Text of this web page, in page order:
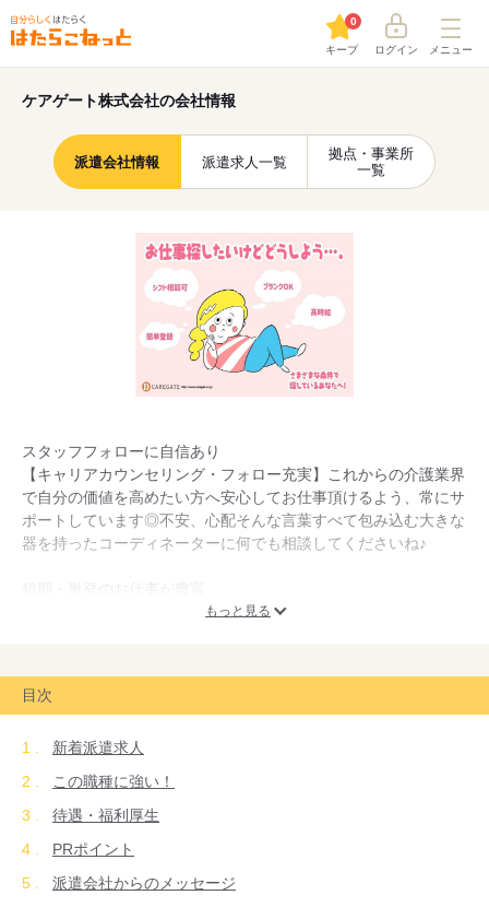
キープ
0
ログイン メニュー
ケアゲート株式会社の会社情報
派遣会社情報 派遣求人一覧
拠点・事業所
一覧
スタッフフォローに自信あり
【キャリアカウンセリング・フォロー充実】これからの介護業界
で自分の価値を高めたい方へ安心してお仕事頂けるよう、常にサ
ポートしています◎不安、心配そんな言葉すべて包み込む大きな
器を持ったコーディネーターに何でも相談してくださいね♪
１ヶ月の短期のお仕事から長期の安定したお仕事まで幅広くご用
事を紹介いたします。お給料も日払い、月払いとフレキシブルな
お受け取りが可能です◎お気軽にご相談くださいね♪
もっと見る
目次
新着派遣求人
この職種に強い！
待遇・福利厚生
PRポイント
派遣会社からのメッセージ